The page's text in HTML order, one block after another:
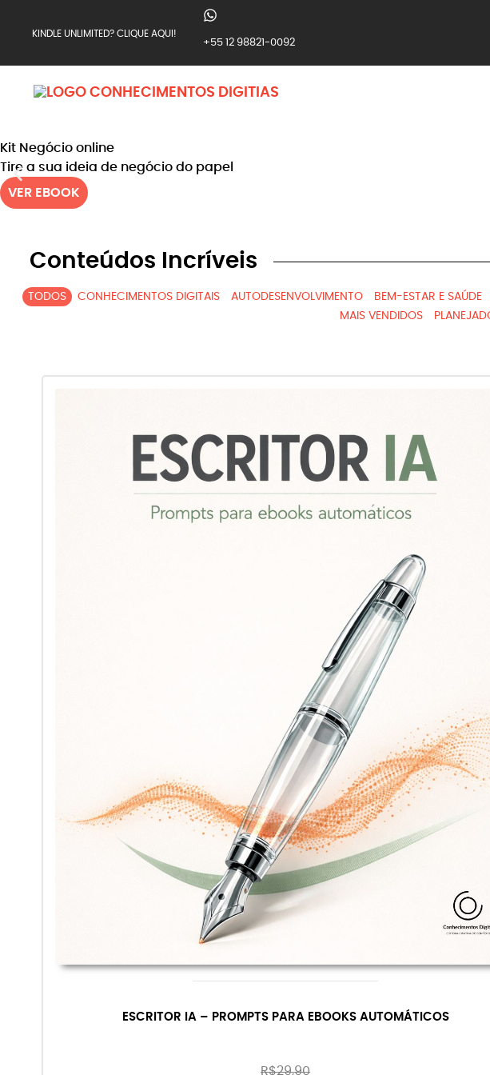
KINDLE UNLIMITED? CLIQUE AQUI!
+55 12 98821-0092
Kit Negócio online
Tire a sua ideia de negócio do papel
VER EBOOK
Conteúdos Incríveis
CONHECIMENTOS DIGITAIS AUTODESENVOLVIMENTO BEM-ESTAR E SAÚDE
MAIS VENDIDOS
TODOS
ESCRITOR IA – PROMPTS PARA EBOOKS AUTOMÁTICOS
R$29,90